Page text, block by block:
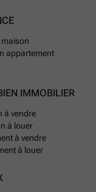
appartement
IMMOBILIER
à vendre
à louer
à vendre
à louer